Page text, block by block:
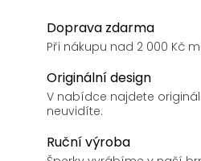
Doprava zdarma
Při nákupu nad 2 000 Kč
Originální design
V nabídce najdete
neuvidíte.
Ruční výroba